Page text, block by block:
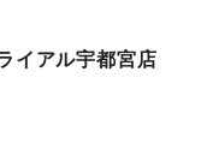
イアル宇都宮店